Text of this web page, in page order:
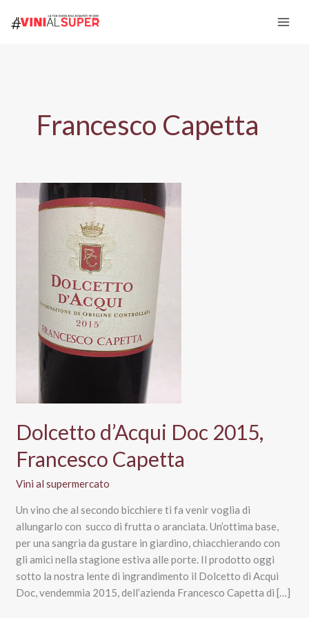
Francesco Capetta
Dolcetto d’Acqui Doc 2015,
Francesco Capetta
Vini al supermercato
Un vino che al secondo bicchiere ti fa venir voglia di
allungarlo con succo di frutta o aranciata. Un’ottima base,
per una sangria da gustare in giardino, chiacchierando con
gli amici nella stagione estiva alle porte. Il prodotto oggi
sotto la nostra lente di ingrandimento il Dolcetto di Acqui
Doc, vendemmia 2015, dell’azienda Francesco Capetta di […]